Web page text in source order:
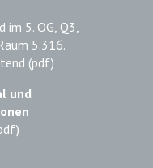
im 5. OG, Q3,
5.316.
(pdf)
und